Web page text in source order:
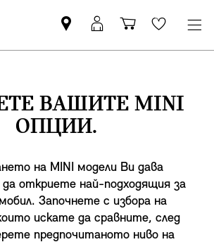
Намерете
партньор
Вход
в
Количка
за
Wishlist
ВАШИТЕ MINI
ОПЦИИ.
на MINI модели Ви дава
откриете най-подходящия за
Започнете с избора на
искате да сравните, след
предпочитаното ниво на